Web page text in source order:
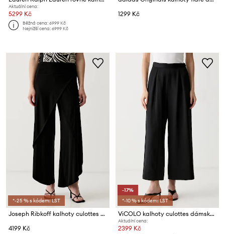
Aktuální cena:
5299 Kč
Běžná cena:6999 Kč
Nejnižší cena:6999 Kč
1299 Kč
*-25 % s kódem: LST
Joseph Ribkoff kalhoty culottes dámské
4199 Kč
-17%
*-10 % s kódem: LST
ViCOLO kalhoty culottes dámské s viskózou
Aktuální cena:
2399 Kč